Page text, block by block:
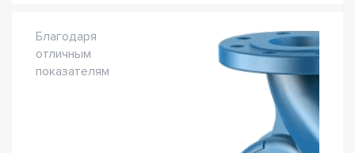
Благодаря
отличным
показателям